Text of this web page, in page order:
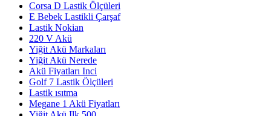
Corsa D Lastik Ölçüleri
E Bebek Lastikli Çarşaf
Lastik Nokian
220 V Akü
Yiğit Akü Markaları
Yiğit Akü Nerede
Akü Fiyatları Inci
Golf 7 Lastik Ölçüleri
Lastik ısıtma
Megane 1 Akü Fiyatları